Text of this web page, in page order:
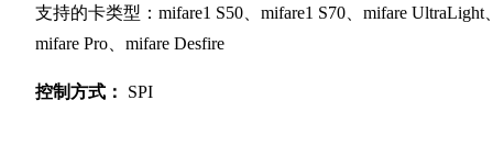
支持的卡类型：mifare1 S50、mifare1 S70、mifare UltraLight
mifare Pro、mifare Desfire
控制方式： SPI